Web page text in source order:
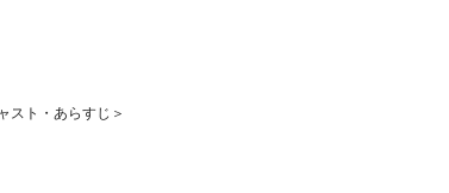
スト・あらすじ＞